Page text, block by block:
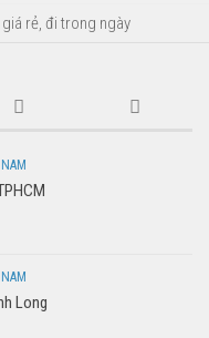
rẻ, đi trong ngày
Long